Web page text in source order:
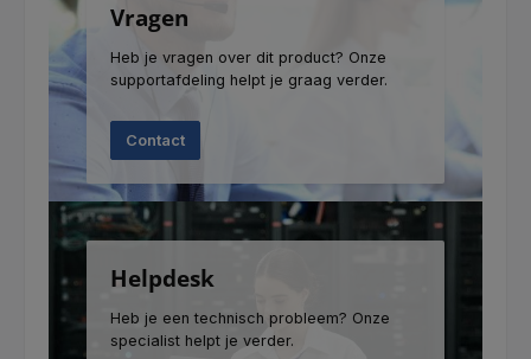
Vragen
Heb je vragen over dit product? Onze
supportafdeling helpt je graag verder.
Contact
Helpdesk
Heb je een technisch probleem? Onze
specialist helpt je verder.